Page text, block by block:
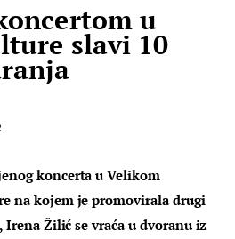
u
slavi 10
koncerta u Velikom
na kojem je promovirala drugi
Irena Žilić se vraća u dvoranu iz